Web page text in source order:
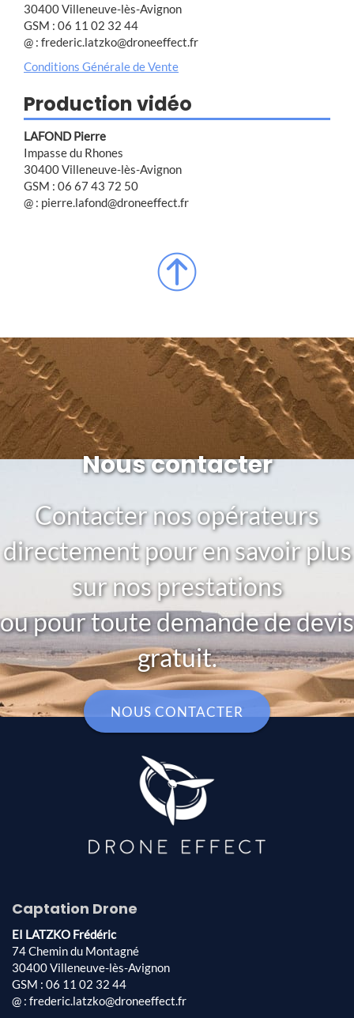
30400 Villeneuve-lès-Avignon
GSM : 06 11 02 32 44
@ : frederic.latzko@droneeffect.fr
Conditions Générale de Vente
Production vidéo
LAFOND Pierre
Impasse du Rhones
30400 Villeneuve-lès-Avignon
GSM : 06 67 43 72 50
@ : pierre.lafond@droneeffect.fr
Nous contacter
Contacter nos opérateurs
directement pour en savoir plus
sur nos prestations
ou pour toute demande de devis
gratuit.
NOUS CONTACTER
Captation Drone
EI LATZKO Frédéric
74 Chemin du Montagné
30400 Villeneuve-lès-Avignon
GSM : 06 11 02 32 44
@ : frederic.latzko@droneeffect.fr